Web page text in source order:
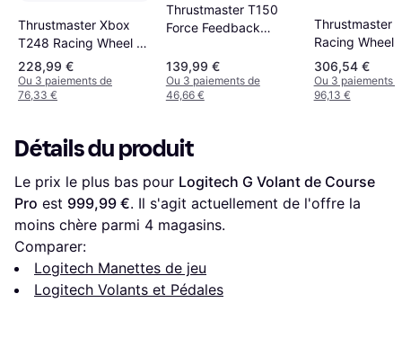
Thrustmaster Xbox
T248 Racing Wheel -
Black
228,99 €
Ou 3 paiements de
76,33 €
Thrustmaster T150
Force Feedback
139,99 €
Ou 3 paiements de
46,66 €
Thrustmaster
Racing Wheel
Magnetic
(Xbox Series
/Xbox One/
306,54 €
Ou 3 paiements
96,13 €
Détails du produit
Le prix le plus bas pour Logitech G Volant de Course
Pro est 999,99 €. Il s'agit actuellement de l'offre la
moins chère parmi 4 magasins.
Comparer:
Logitech Manettes de jeu
Logitech Volants et Pédales